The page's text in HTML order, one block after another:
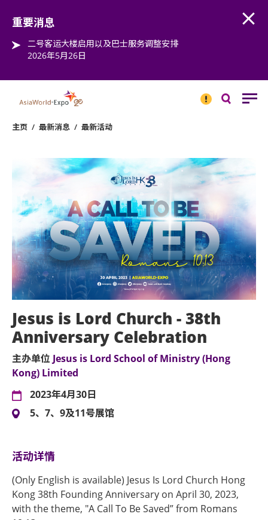
重要消息
二号客运大楼启用以及巴士服务调整安排
2026年5月26日
消息
主页 / 最新消息 / 最新活动
Jesus is Lord Church - 38th
Anniversary Celebration
主办单位 Jesus is Lord School of Ministry (Hong
Kong) Limited
2023年4月30日
5、7、9及11号展馆
活动详情
(Only English is available) Jesus Is Lord Church Hong
Kong 38th Founding Anniversary on April 30, 2023,
with the theme, "A Call To Be Saved” from Romans